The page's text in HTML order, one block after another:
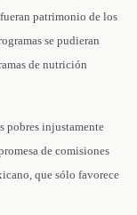
patrimonio de los
se pudieran
de nutrición
pobres injustamente
de comisiones
que sólo favorece